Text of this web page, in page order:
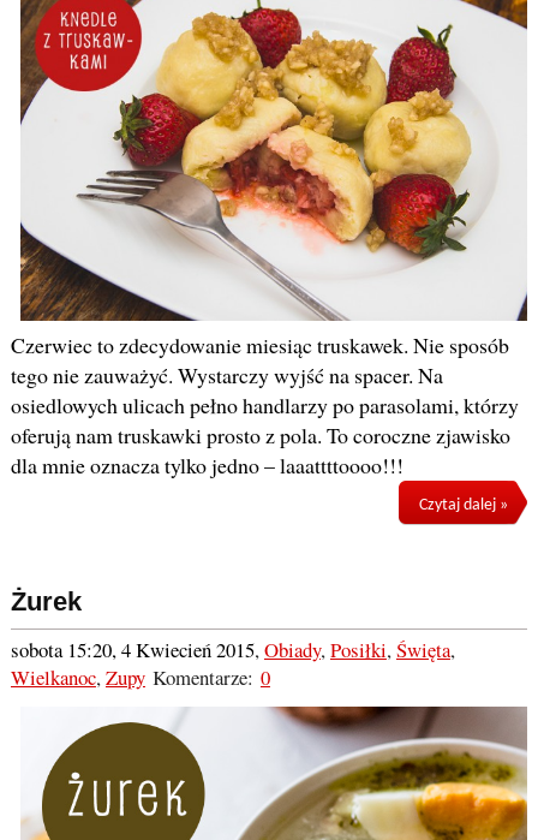
Czerwiec to zdecydowanie miesiąc truskawek. Nie sposób
tego nie zauważyć. Wystarczy wyjść na spacer. Na
osiedlowych ulicach pełno handlarzy po parasolami, którzy
oferują nam truskawki prosto z pola. To coroczne zjawisko
dla mnie oznacza tylko jedno – laaattttoooo!!!
Czytaj dalej »
Żurek
sobota 15:20, 4 Kwiecień 2015, Obiady, Posiłki, Święta,
Wielkanoc, ZupyKomentarze: 0